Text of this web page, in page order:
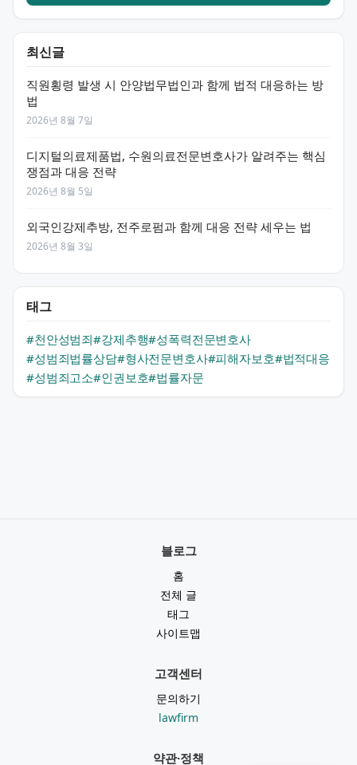
최신글
직원횡령 발생 시 안양법무법인과 함께 법적 대응하는 방
법
2026년 8월 7일
디지털의료제품법, 수원의료전문변호사가 알려주는 핵심
쟁점과 대응 전략
2026년 8월 5일
외국인강제추방, 전주로펌과 함께 대응 전략 세우는 법
2026년 8월 3일
태그
#천안성범죄#강제추행#성폭력전문변호사
#성범죄법률상담#형사전문변호사#피해자보호#법적대응
#성범죄고소#인권보호#법률자문
블로그
홈
전체 글
태그
사이트맵
고객센터
문의하기
lawfirm
약관·정책